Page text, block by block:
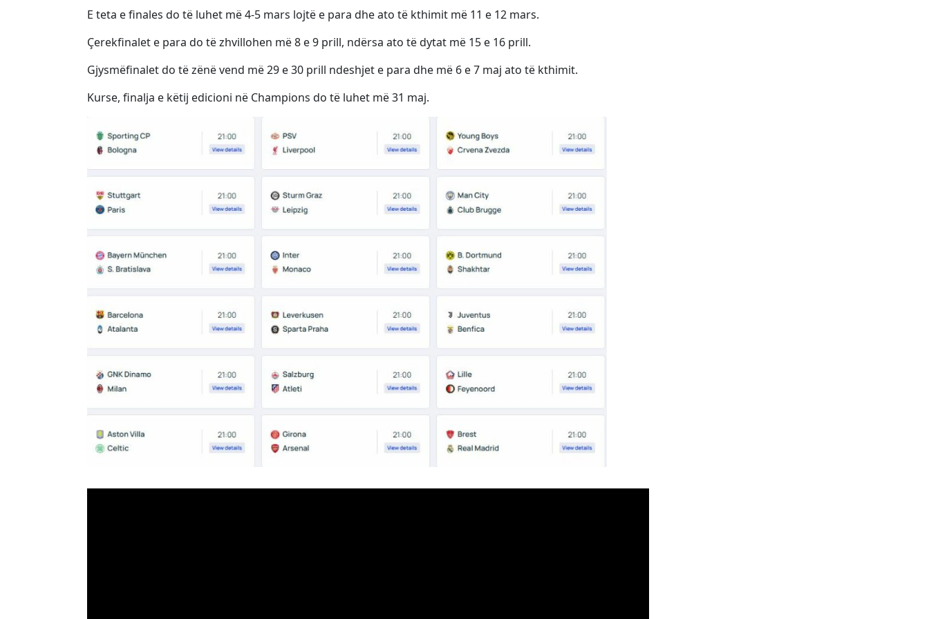
E teta e finales do të luhet më 4-5 mars lojtë e para dhe ato të kthimit më 11 e 12 mars.
Çerekfinalet e para do të zhvillohen më 8 e 9 prill, ndërsa ato të dytat më 15 e 16 prill.
Gjysmëfinalet do të zënë vend më 29 e 30 prill ndeshjet e para dhe më 6 e 7 maj ato të kthimit.
Kurse, finalja e këtij edicioni në Champions do të luhet më 31 maj.